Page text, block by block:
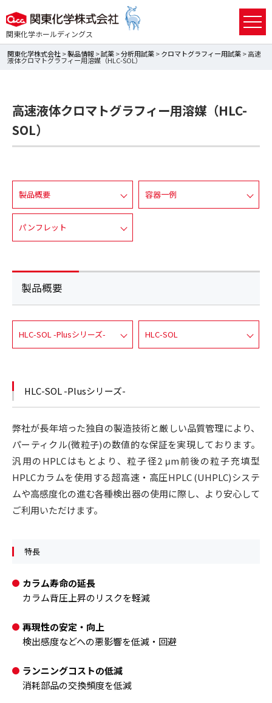
関東化学ホールディングス
関東化学株式会社>製品情報>試薬>分析用試薬>クロマトグラフィー用試薬> 高速
液体クロマトグラフィー用溶媒（HLC-SOL）
高速液体クロマトグラフィー用溶媒（HLC-
SOL）
製品概要 容器一例
パンフレット
製品概要
HLC-SOL -Plusシリーズ- HLC-SOL
HLC-SOL -Plusシリーズ-
弊社が長年培った独自の製造技術と厳しい品質管理により、
パーティクル(微粒子)の数値的な保証を実現しております。
汎用のHPLCはもとより、粒子径2 μm前後の粒子充填型
HPLCカラムを使用する超高速・高圧HPLC (UHPLC)システ
ムや高感度化の進む各種検出器の使用に際し、より安心して
ご利用いただけます。
特長
カラム寿命の延長
カラム背圧上昇のリスクを軽減
再現性の安定・向上
検出感度などへの悪影響を低減・回避
ランニングコストの低減
消耗部品の交換頻度を低減